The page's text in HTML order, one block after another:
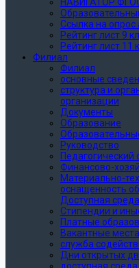
Ссылка на опрос
Рейтинг лист 9 кл.
Рейтинг лист 11
Филиал
Филиал
основные
структура и
организации
Документы
Образование
Руководство
Педагогический
Финансово-
Материально-
оснащенность
Доступная среда
Стипендии и
Платные
Вакантные
служба
Дни открытых